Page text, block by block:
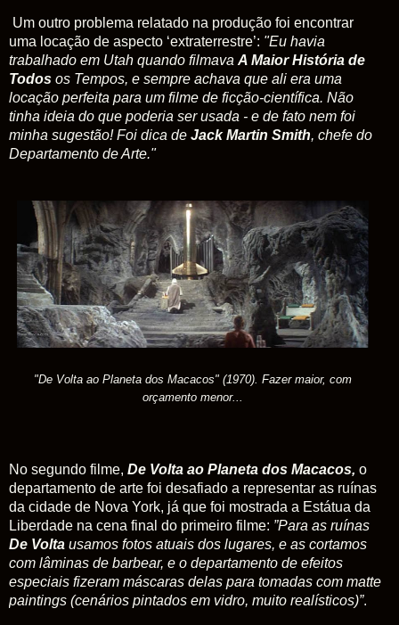
Um outro problema relatado na produção foi encontrar
uma locação de aspecto ‘extraterrestre’: "Eu havia
trabalhado em Utah quando filmava A Maior História de
Todos os Tempos, e sempre achava que ali era uma
locação perfeita para um filme de ficção-científica. Não
tinha ideia do que poderia ser usada - e de fato nem foi
minha sugestão! Foi dica de Jack Martin Smith, chefe do
Departamento de Arte."
"De Volta ao Planeta dos Macacos" (1970). Fazer maior, com
orçamento menor...
No segundo filme, De Volta ao Planeta dos Macacos, o
departamento de arte foi desafiado a representar as ruínas
da cidade de Nova York, já que foi mostrada a Estátua da
Liberdade na cena final do primeiro filme: ”Para as ruínas
De Volta usamos fotos atuais dos lugares, e as cortamos
com lâminas de barbear, e o departamento de efeitos
especiais fizeram máscaras delas para tomadas com matte
paintings (cenários pintados em vidro, muito realísticos)”.